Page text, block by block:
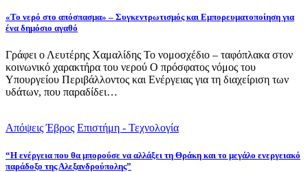
«Το νερό στο απόσπασμα» – Συγκεντρωτισμός και Εμπορευματοποίηση για
ένα δημόσιο αγαθό
Γράφει ο Λευτέρης Χαμαλίδης Το νομοσχέδιο – ταφόπλακα στον
κοινωνικό χαρακτήρα του νερού Ο πρόσφατος νόμος του
Υπουργείου Περιβάλλοντος και Ενέργειας για τη διαχείριση των
υδάτων, που παραδίδει…
Απόψεις Έβρος Επιστήμη - Τεχνολογία
“Η ενέργεια που θα μπορούσε να αλλάξει τη Θράκη και το μεγάλο ενεργειακό
παράδοξο της Αλεξανδρούπολης”